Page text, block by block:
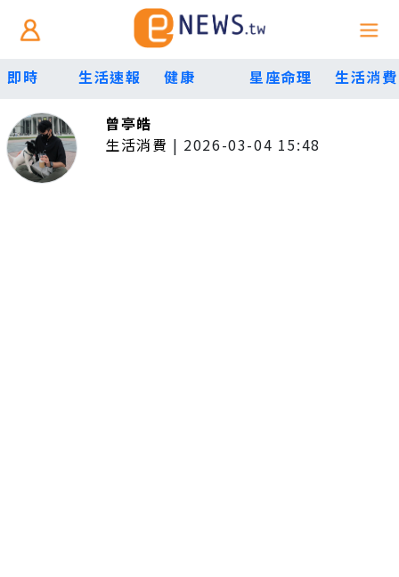
即時 生活速報 健康 星座命理 生活消費
曾亭皓
生活消費 | 2026-03-04 15:48